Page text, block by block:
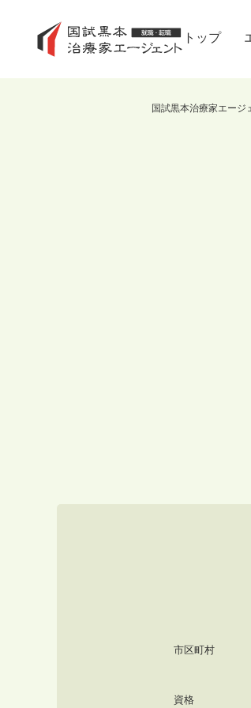
トップ
国試黒本治療家エージ
市区町村
資格